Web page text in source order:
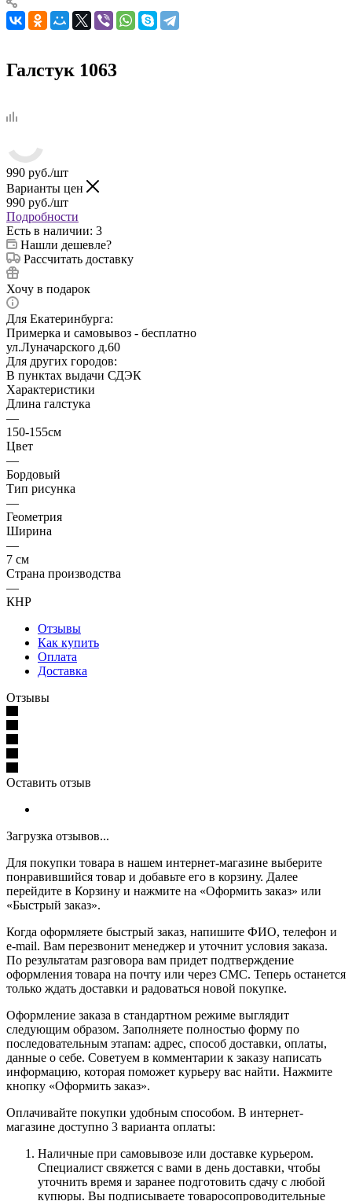
Галстук 1063
990 руб./шт
Варианты цен
990 руб./шт
Подробности
Есть в наличии: 3
Нашли дешевле?
Рассчитать доставку
Хочу в подарок
Для Екатеринбурга:
Примерка и самовывоз - бесплатно
ул.Луначарского д.60
Для других городов:
В пунктах выдачи СДЭК
Характеристики
Длина галстука
—
150-155см
Цвет
—
Бордовый
Тип рисунка
—
Геометрия
Ширина
—
7 см
Страна производства
—
КНР
Отзывы
Как купить
Оплата
Доставка
Отзывы
Оставить отзыв
Загрузка отзывов...
Для покупки товара в нашем интернет-магазине выберите
понравившийся товар и добавьте его в корзину. Далее
перейдите в Корзину и нажмите на «Оформить заказ» или
«Быстрый заказ».
Когда оформляете быстрый заказ, напишите ФИО, телефон и
e-mail. Вам перезвонит менеджер и уточнит условия заказа.
По результатам разговора вам придет подтверждение
оформления товара на почту или через СМС. Теперь останется
только ждать доставки и радоваться новой покупке.
Оформление заказа в стандартном режиме выглядит
следующим образом. Заполняете полностью форму по
последовательным этапам: адрес, способ доставки, оплаты,
данные о себе. Советуем в комментарии к заказу написать
информацию, которая поможет курьеру вас найти. Нажмите
кнопку «Оформить заказ».
Оплачивайте покупки удобным способом. В интернет-
магазине доступно 3 варианта оплаты:
Наличные при самовывозе или доставке курьером.
Специалист свяжется с вами в день доставки, чтобы
уточнить время и заранее подготовить сдачу с любой
купюры. Вы подписываете товаросопроводительные